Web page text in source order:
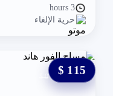
3 hours
حرية الإلغاء
115 $